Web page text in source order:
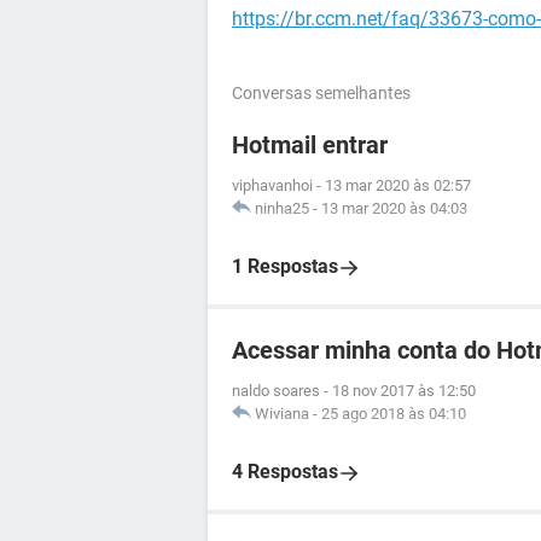
https://br.ccm.net/faq/33673-
Conversas semelhantes
Hotmail entrar
viphavanhoi - 13 mar 2020 às 02:57
ninha25 - 13 mar 2020 às 04:03
1 Respostas
Acessar minha conta do
naldo soares - 18 nov 2017 às 12:50
Wiviana - 25 ago 2018 às 04:10
4 Respostas